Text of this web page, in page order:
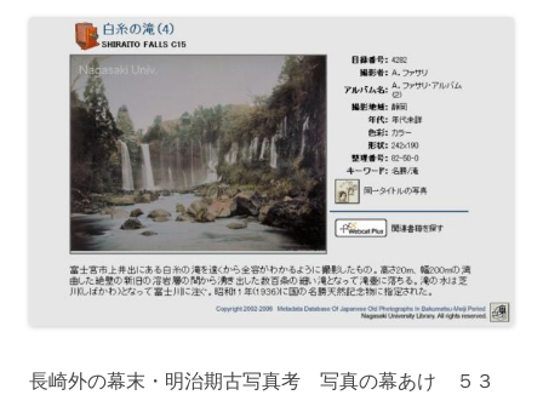
長崎外の幕末・明治期古写真考 写真の幕あけ ５３